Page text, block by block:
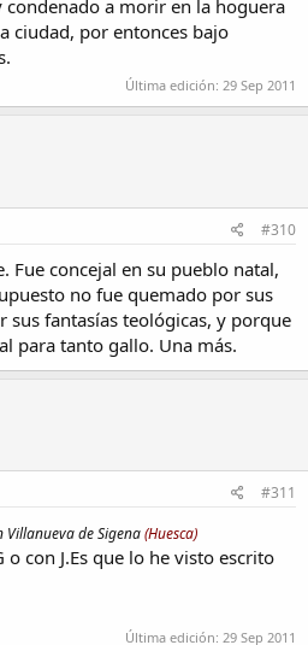
condenado a morir en la hoguera
ciudad, por entonces bajo
Última edición: 29 Sep 2011
#310
Fue concejal en su pueblo natal,
no fue quemado por sus
sus fantasías teológicas, y porque
para tanto gallo. Una más.
#311
Villanueva de Sigena(Huesca)
o con J.Es que lo he visto escrito
Última edición: 29 Sep 2011